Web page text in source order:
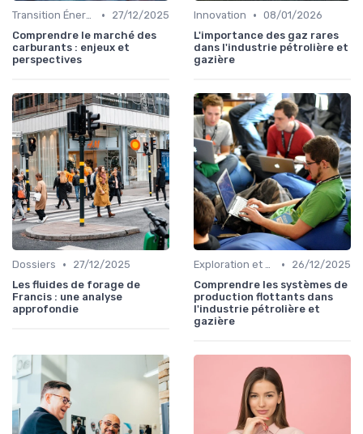
Transition Énergétique •
27/12/2025
Comprendre le marché des
carburants : enjeux et
perspectives
Innovation • 08/01/2026
L'importance des gaz rares
dans l'industrie pétrolière et
gazière
Dossiers •
27/12/2025
Les fluides de forage de
Francis : une analyse
approfondie
Exploration et Production •
26/12/2025
Comprendre les systèmes de
production flottants dans
l'industrie pétrolière et
gazière